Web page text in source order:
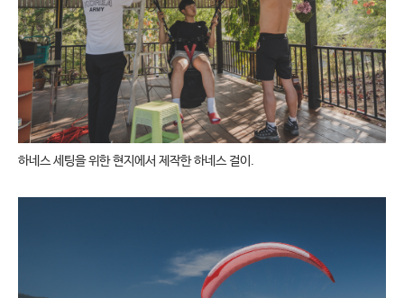
하네스 세팅을 위한 현지에서 제작한 하네스 걸이.